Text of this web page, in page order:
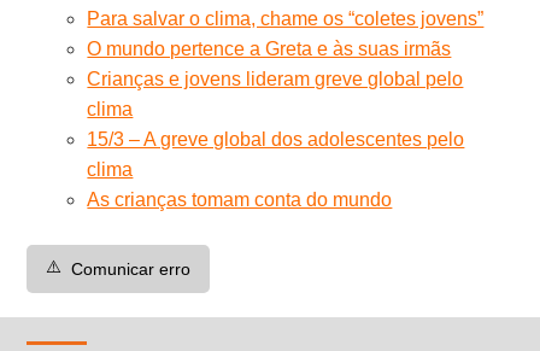
Para salvar o clima, chame os “coletes jovens”
O mundo pertence a Greta e às suas irmãs
Crianças e jovens lideram greve global pelo
clima
15/3 – A greve global dos adolescentes pelo
clima
As crianças tomam conta do mundo
⚠️ Comunicar erro